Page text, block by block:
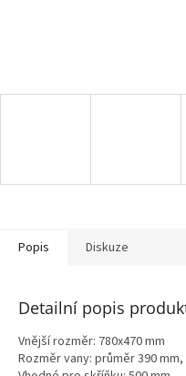
Popis Diskuze
Detailní popis
Vnější rozměr: 780x470 mm
Rozměr vany: průměr 390